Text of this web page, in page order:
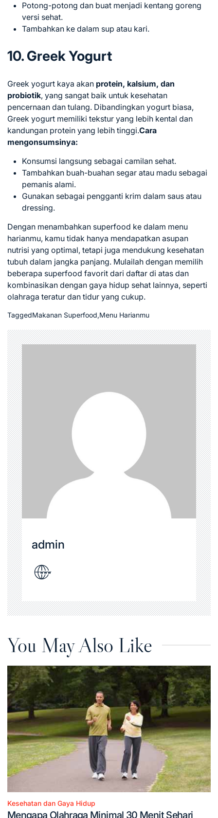
Potong-potong dan buat menjadi kentang goreng
versi sehat.
Tambahkan ke dalam sup atau kari.
10. Greek Yogurt
Greek yogurt kaya akan protein, kalsium, dan
probiotik, yang sangat baik untuk kesehatan
pencernaan dan tulang. Dibandingkan yogurt biasa,
Greek yogurt memiliki tekstur yang lebih kental dan
kandungan protein yang lebih tinggi.Cara
mengonsumsinya:
Konsumsi langsung sebagai camilan sehat.
Tambahkan buah-buahan segar atau madu sebagai
pemanis alami.
Gunakan sebagai pengganti krim dalam saus atau
dressing.
Dengan menambahkan superfood ke dalam menu
harianmu, kamu tidak hanya mendapatkan asupan
nutrisi yang optimal, tetapi juga mendukung kesehatan
tubuh dalam jangka panjang. Mulailah dengan memilih
beberapa superfood favorit dari daftar di atas dan
kombinasikan dengan gaya hidup sehat lainnya, seperti
olahraga teratur dan tidur yang cukup.
TaggedMakanan Superfood,Menu Harianmu
admin
You May Also Like
Posted
Kesehatan dan Gaya Hidup
Mengapa Olahraga Minimal 30 Menit Sehari